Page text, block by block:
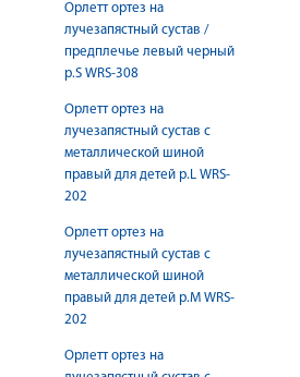
Орлетт ортез на
лучезапястный сустав /
предплечье левый черный
р.S WRS-308
Орлетт ортез на
лучезапястный сустав с
металлической шиной
правый для детей р.L WRS-
202
Орлетт ортез на
лучезапястный сустав с
металлической шиной
правый для детей р.M WRS-
202
Орлетт ортез на